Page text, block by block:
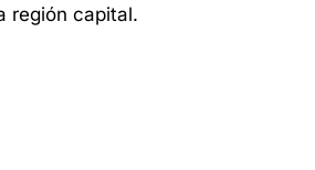
región capital.